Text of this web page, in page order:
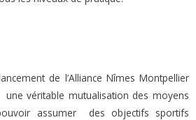
de l’Alliance Nîmes Montpellier
une véritable mutualisation des moyens
assumer
des objectifs sportifs